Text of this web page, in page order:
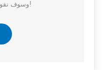
وسوف نقوم بالرد عليك في أقرب وقت ممكن!